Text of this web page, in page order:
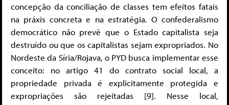
concepção da conciliação de classes tem efeitos fatais
na práxis concreta e na estratégia. O confederalismo
democrático não prevê que o Estado capitalista seja
destruído ou que os capitalistas sejam expropriados. No
Nordeste da Síria/Rojava, o PYD busca implementar esse
conceito: no artigo 41 do contrato social local, a
propriedade privada é explicitamente protegida e
expropriações são rejeitadas [9]. Nesse local,